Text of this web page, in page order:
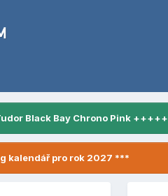
Black Bay Chrono Pink +++++
kalendář pro rok 2027 ***